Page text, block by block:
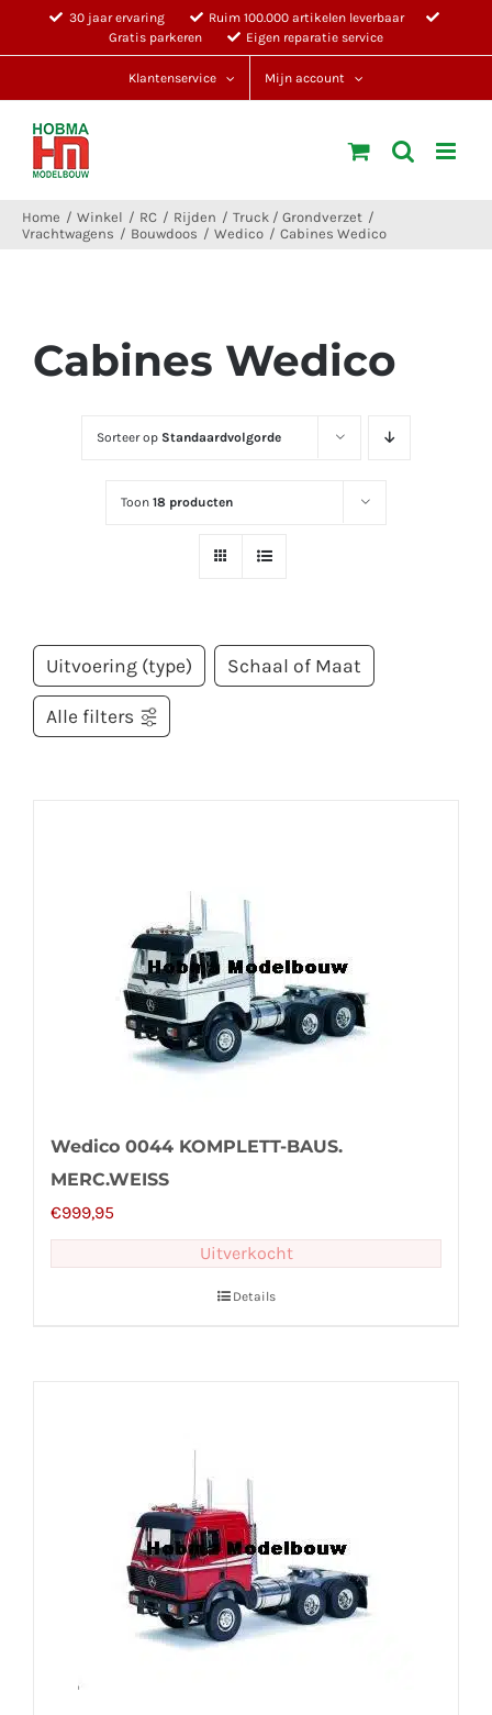
30 jaar ervaring
Ruim 100.000 artikelen leverbaar
Gratis parkeren
Eigen reparatie service
Klantenservice Mijn account
Home Winkel RC Rijden
Truck / Grondverzet
Vrachtwagens
Bouwdoos Wedico Cabines Wedico
Cabines Wedico
Sorteer op Standaardvolgorde
Toon18 producten
Uitvoering (type) Schaal of Maat
Alle filters
Wedico 0044 KOMPLETT-BAUS.
MERC.WEISS
€999,95
Uitverkocht
Details